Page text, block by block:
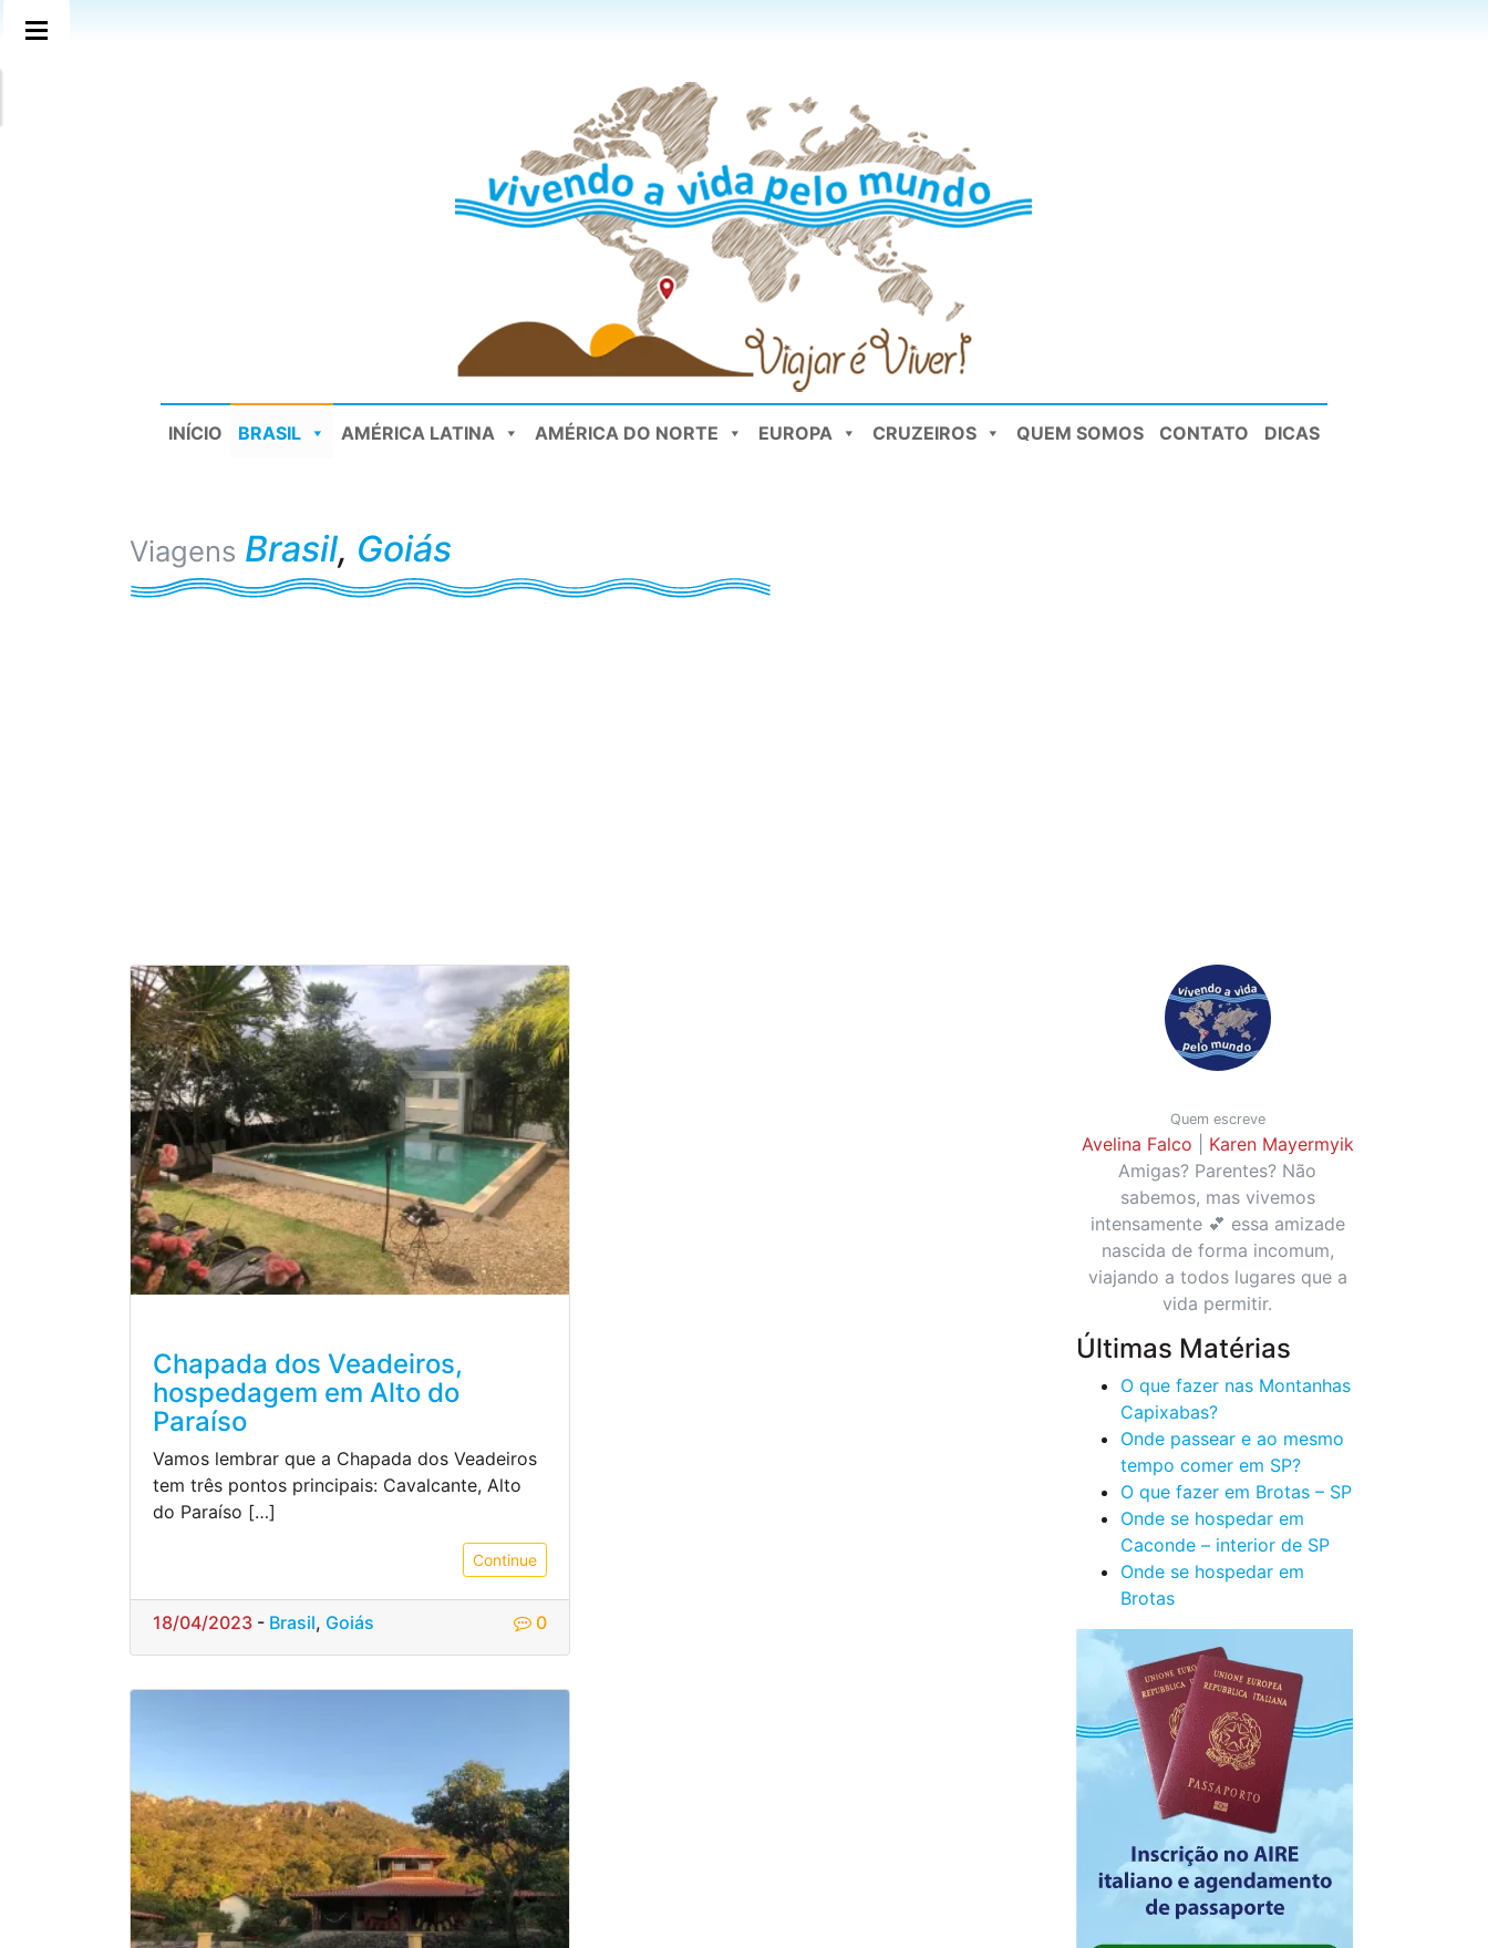
INÍCIO BRASIL AMÉRICA LATINA AMÉRICA DO NORTE EUROPA CRUZEIROS QUEM SOMOS CONTATO DICAS
Viagens Brasil, Goiás
Chapada dos Veadeiros,
hospedagem em Alto do
Paraíso
Vamos lembrar que a Chapada dos Veadeiros
tem três pontos principais: Cavalcante, Alto
do Paraíso […]
Continue
18/04/2023 - Brasil, Goiás 0
Quem escreve
Avelina Falco
Karen Mayermyik
Amigas? Parentes? Não
sabemos, mas vivemos
intensamente 💕 essa amizade
nascida de forma incomum,
viajando a todos lugares que a
vida permitir.
Últimas Matérias
O que fazer nas Montanhas
Capixabas?
Onde passear e ao mesmo
tempo comer em SP?
O que fazer em Brotas – SP
Onde se hospedar em
Caconde – interior de SP
Onde se hospedar em
Brotas